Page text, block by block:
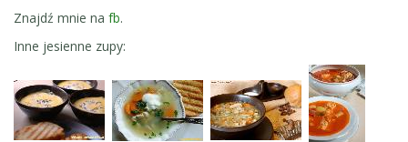
Znajdź mnie na fb.
Inne jesienne zupy: